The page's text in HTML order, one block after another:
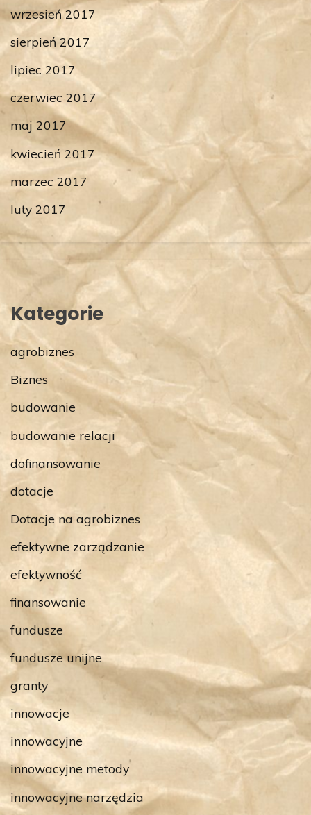
wrzesień 2017
sierpień 2017
lipiec 2017
czerwiec 2017
maj 2017
kwiecień 2017
marzec 2017
luty 2017
Kategorie
agrobiznes
Biznes
budowanie
budowanie relacji
dofinansowanie
dotacje
Dotacje na agrobiznes
efektywne zarządzanie
efektywność
finansowanie
fundusze
fundusze unijne
granty
innowacje
innowacyjne
innowacyjne metody
innowacyjne narzędzia